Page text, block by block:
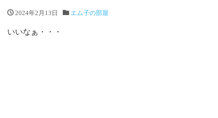
2024年2月13日 エム子の部屋
いいなぁ・・・